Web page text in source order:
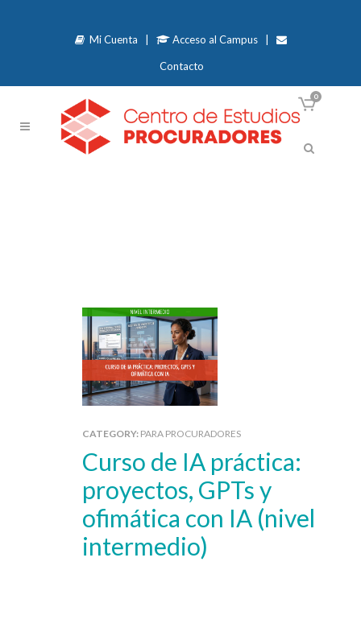
Mi Cuenta Acceso al Campus|
Contacto
0
CATEGORY: PARA PROCURADORES
Curso de IA práctica:
proyectos, GPTs y
ofimática con IA (nivel
intermedio)